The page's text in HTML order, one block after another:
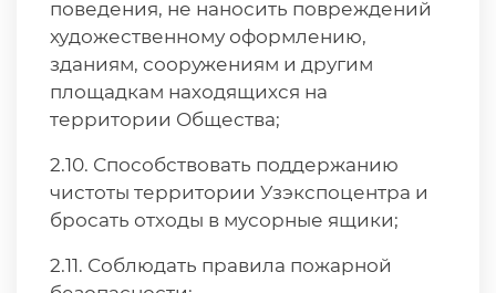
поведения, не наносить повреждений
художественному оформлению,
зданиям, сооружениям и другим
площадкам находящихся на
территории Общества;
2.10. Способствовать поддержанию
чистоты территории Узэкспоцентра и
бросать отходы в мусорные ящики;
2.11. Соблюдать правила пожарной